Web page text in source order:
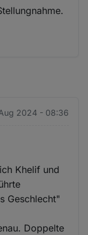
2024 - 08:36
Khelif und
Geschlecht"
Doppelte